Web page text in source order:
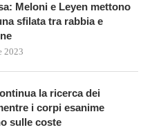
Meloni e Leyen mettono
sfilata tra rabbia e
2023
la ricerca dei
i corpi esanime
sulle coste